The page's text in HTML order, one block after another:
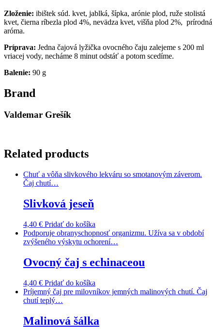
Zloženie: ibištek súd. kvet, jablká, šípka, arónie plod, ruže stolistá
kvet, čierna ríbezla plod 4%, nevädza kvet, višňa plod 2%, prírodná
aróma.
Príprava: Jedna čajová lyžička ovocného čaju zalejeme s 200 ml
vriacej vody, necháme 8 minut odstáť a potom scedíme.
Balenie: 90 g
Brand
Valdemar Grešík
Related products
Chuť a vôňa slivkového lekváru so smotanovým záverom.
Čaj chutí…
Slivková jeseň
4,40 € Pridať do košíka
Podporuje obranyschopnosť organizmu. Užíva sa v období
zvýšeného výskytu ochorení…
Ovocný čaj s echinaceou
4,40 € Pridať do košíka
Príjemný čaj pre milovníkov jemných malinových chutí. Čaj
chutí teplý…
Malinová šálka